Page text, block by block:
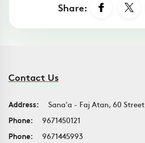
Share:
Contact Us
Address:
Sana'a - Faj Atan, 60 Street
Phone:
9671450121
Phone:
9671445993